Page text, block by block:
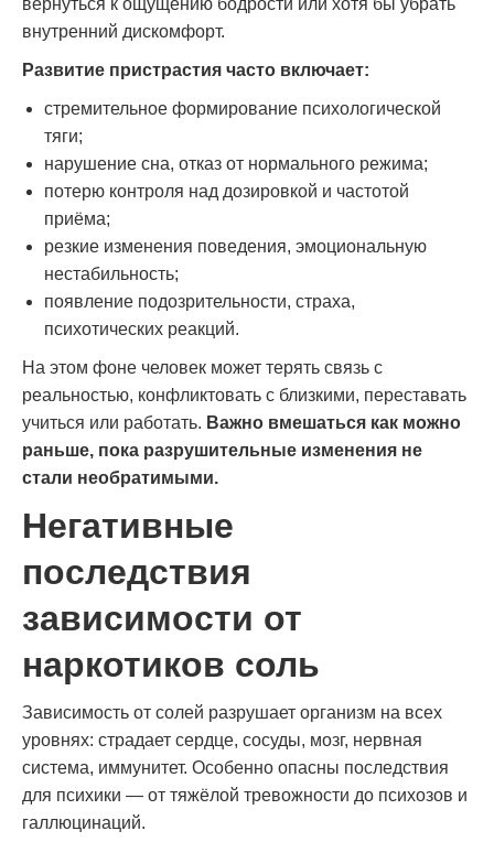
вернуться к ощущению бодрости или хотя бы убрать
внутренний дискомфорт.
Развитие пристрастия часто включает:
стремительное формирование психологической
тяги;
нарушение сна, отказ от нормального режима;
потерю контроля над дозировкой и частотой
приёма;
резкие изменения поведения, эмоциональную
нестабильность;
появление подозрительности, страха,
психотических реакций.
На этом фоне человек может терять связь с
реальностью, конфликтовать с близкими, переставать
учиться или работать. Важно вмешаться как можно
раньше, пока разрушительные изменения не
стали необратимыми.
Негативные
последствия
зависимости от
наркотиков соль
Зависимость от солей разрушает организм на всех
уровнях: страдает сердце, сосуды, мозг, нервная
система, иммунитет. Особенно опасны последствия
для психики — от тяжёлой тревожности до психозов и
галлюцинаций.